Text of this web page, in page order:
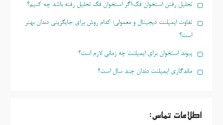
تحلیل رفتن استخوان فک؛اگر استخوان فک تحلیل رفته باشد چه کنیم؟
تفاوت ایمپلنت دیجیتال و معمولی؛ کدام روش برای جایگزینی دندان بهتر
است؟
پیوند استخوان برای ایمپلنت چه زمانی لازم است؟
ماندگاری ایمپلنت دندان چند سال است؟
اطلاعات تماس: